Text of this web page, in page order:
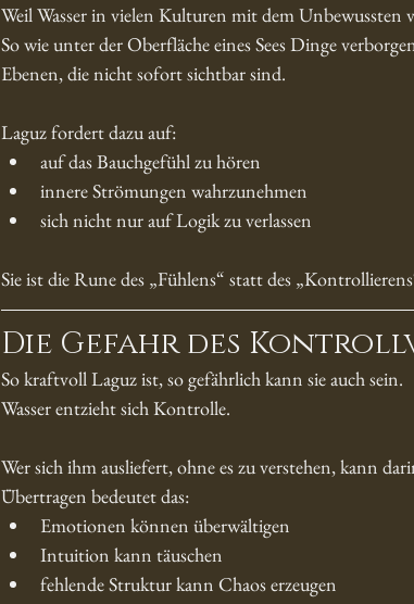
Weil Wasser in vielen Kulturen mit dem Unbewussten
So wie unter der Oberfläche eines Sees Dinge
Ebenen, die nicht sofort sichtbar sind.
Laguz fordert dazu auf:
auf das Bauchgefühl zu hören
innere Strömungen wahrzunehmen
sich nicht nur auf Logik zu verlassen
Sie ist die Rune des „Fühlens“ statt des
Die Gefahr des
So kraftvoll Laguz ist, so gefährlich kann sie auch sein.
Wasser entzieht sich Kontrolle.
Wer sich ihm ausliefert, ohne es zu verstehen, kann
Übertragen bedeutet das:
Emotionen können überwältigen
Intuition kann täuschen
fehlende Struktur kann Chaos erzeugen